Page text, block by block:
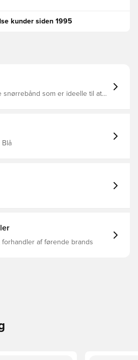
kunder siden 1995
snørrebånd som er ideelle til at
Blå
af førende brands